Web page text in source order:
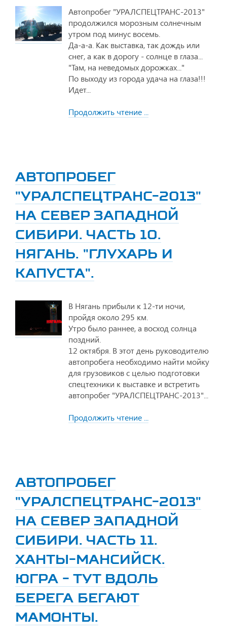
Автопробег "УРАЛСПЕЦТРАНС-2013"
продолжился морозным солнечным
утром под минус восемь.
Да-а-а. Как выставка, так дождь или
снег, а как в дорогу - солнце в глаза...
"Там, на неведомых дорожках..."
По выходу из города удача на глаза!!!
Идет...
Продолжить чтение ...
АВТОПРОБЕГ
"УРАЛСПЕЦТРАНС-2013"
НА СЕВЕР ЗАПАДНОЙ
СИБИРИ. ЧАСТЬ 10.
НЯГАНЬ. "ГЛУХАРЬ И
КАПУСТА".
В Нягань прибыли к 12-ти ночи,
пройдя около 295 км.
Утро было раннее, а восход солнца
поздний.
12 октября. В этот день руководителю
автопробега необходимо найти мойку
для грузовиков с целью подготовки
спецтехники к выставке и встретить
автопробег "УРАЛСПЕЦТРАНС-2013"...
Продолжить чтение ...
АВТОПРОБЕГ
"УРАЛСПЕЦТРАНС-2013"
НА СЕВЕР ЗАПАДНОЙ
СИБИРИ. ЧАСТЬ 11.
ХАНТЫ-МАНСИЙСК.
ЮГРА - ТУТ ВДОЛЬ
БЕРЕГА БЕГАЮТ
МАМОНТЫ.